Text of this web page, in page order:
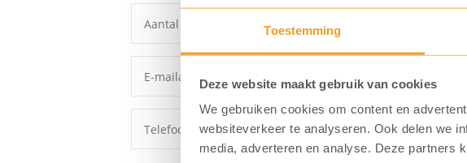
Toestemming
Deze website maakt gebruik van cookies
We gebruiken cookies om content en
websiteverkeer te analyseren. Ook delen we
media, adverteren en analyse. Deze partners